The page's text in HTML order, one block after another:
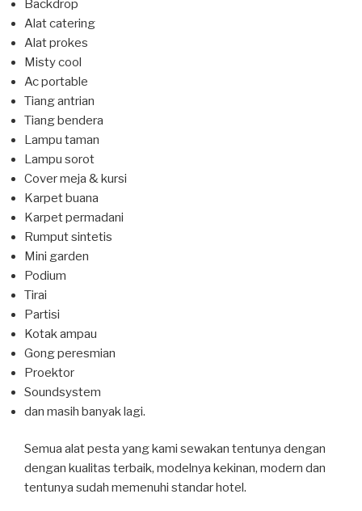
Backdrop
Alat catering
Alat prokes
Misty cool
Ac portable
Tiang antrian
Tiang bendera
Lampu taman
Lampu sorot
Cover meja & kursi
Karpet buana
Karpet permadani
Rumput sintetis
Mini garden
Podium
Tirai
Partisi
Kotak ampau
Gong peresmian
Proektor
Soundsystem
dan masih banyak lagi.
Semua alat pesta yang kami sewakan tentunya dengan
dengan kualitas terbaik, modelnya kekinan, modern dan
tentunya sudah memenuhi standar hotel.